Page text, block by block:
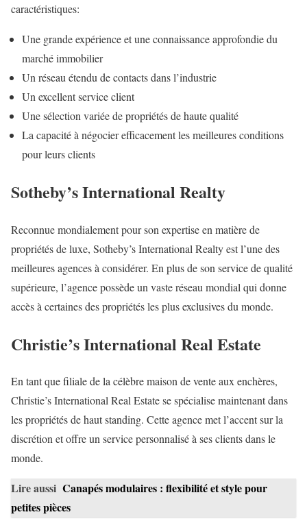
caractéristiques:
Une grande expérience et une connaissance approfondie du
marché immobilier
Un réseau étendu de contacts dans l’industrie
Un excellent service client
Une sélection variée de propriétés de haute qualité
La capacité à négocier efficacement les meilleures conditions
pour leurs clients
Sotheby’s International Realty
Reconnue mondialement pour son expertise en matière de
propriétés de luxe, Sotheby’s International Realty est l’une des
meilleures agences à considérer. En plus de son service de qualité
supérieure, l’agence possède un vaste réseau mondial qui donne
accès à certaines des propriétés les plus exclusives du monde.
Christie’s International Real Estate
En tant que filiale de la célèbre maison de vente aux enchères,
Christie’s International Real Estate se spécialise maintenant dans
les propriétés de haut standing. Cette agence met l’accent sur la
discrétion et offre un service personnalisé à ses clients dans le
monde.
Lire aussi Canapés modulaires : flexibilité et style pour
petites pièces